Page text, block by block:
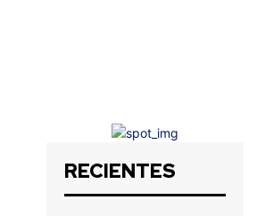
RECIENTES